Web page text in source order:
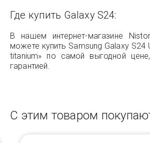
Где купить Galaxy S24:
В нашем интернет-магазине
можете купить Samsung Galaxy S24
titanium» по самой выгодной
гарантией.
С этим товаром